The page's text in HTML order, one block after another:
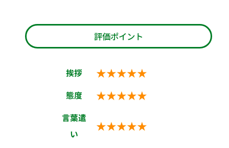
評価ポイント
挨拶 ★★★★★
態度 ★★★★★
言葉遣
い
★★★★★